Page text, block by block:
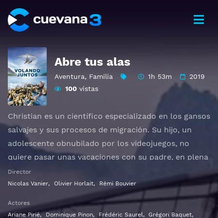
Abre tus alas
Aventura, Familia 1h 53m
2019
100 vistas
Christian es un científico especializado en los gansos
salvajes y sus procesos de migración. Su hijo, un
adolescente obnubilado por los videojuegos, no
quiere pasar unas vacaciones con su padre, en plena
naturaleza. Sin embargo, padre e hijo se unirán en
una aventura increíble: salvar a una especie en
peligro de extinción con la ayuda de un ultraligero.
Emprenden juntos un viaje fascinante por los cielos
Director
Nicolas Vanier, Olivier Horlait, Rémi Bouvier
Actores
Ariane Pirié, Dominique Pinon, Frédéric Saurel, Grégori Baquet,